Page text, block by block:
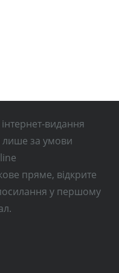
видання
лише за умови
пряме, відкрите
у першому